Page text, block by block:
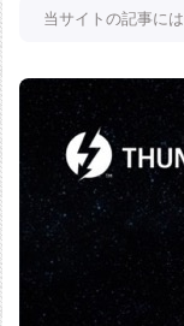
当サイトの記事に